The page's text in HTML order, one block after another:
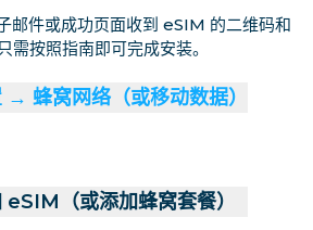
邮件或成功页面收到 eSIM 的二维码和
需按照指南即可完成安装。
→ 蜂窝网络（或移动数据）
eSIM（或添加蜂窝套餐）